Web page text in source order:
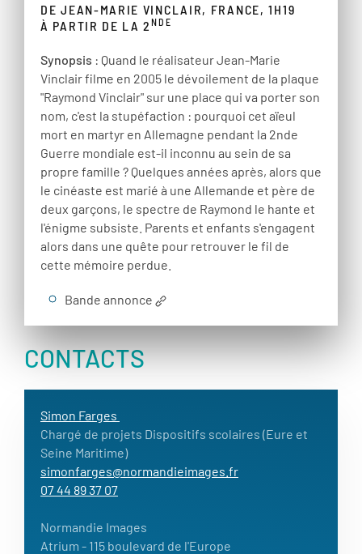
DE JEAN-MARIE VINCLAIR, FRANCE, 1H19
À PARTIR DE LA 2NDE
Synopsis : Quand le réalisateur Jean-Marie
Vinclair filme en 2005 le dévoilement de la plaque
"Raymond Vinclair" sur une place qui va porter son
nom, c'est la stupéfaction : pourquoi cet aïeul
mort en martyr en Allemagne pendant la 2nde
Guerre mondiale est-il inconnu au sein de sa
propre famille ? Quelques années après, alors que
le cinéaste est marié à une Allemande et père de
deux garçons, le spectre de Raymond le hante et
l'énigme subsiste. Parents et enfants s'engagent
alors dans une quête pour retrouver le fil de
cette mémoire perdue.
Bande annonce
CONTACTS
Simon Farges
Chargé de projets Dispositifs scolaires (Eure et
Seine Maritime)
simonfarges@normandieimages.fr
07 44 89 37 07
Normandie Images
Atrium - 115 boulevard de l'Europe